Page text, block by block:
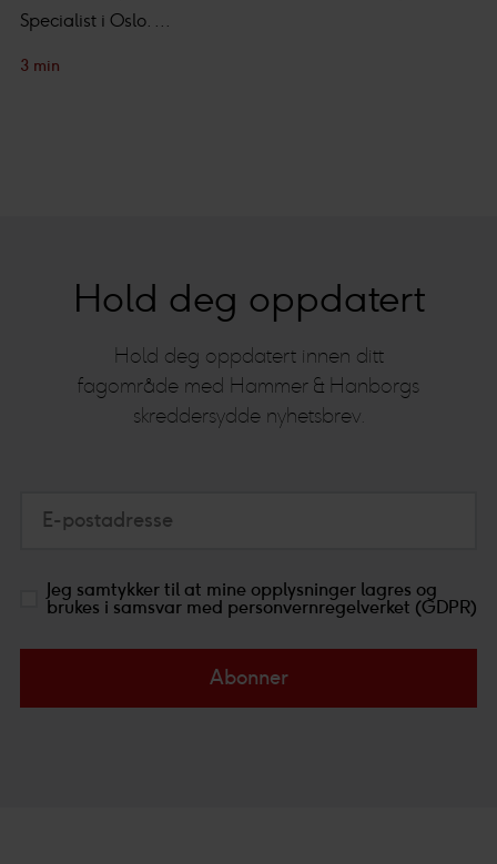
Specialist i Oslo. ...
3 min
Hold deg oppdatert
Hold deg oppdatert innen ditt
fagområde med Hammer & Hanborgs
skreddersydde nyhetsbrev.
E-postadresse
Jeg samtykker til at mine opplysninger lagres og
brukes i samsvar med personvernregelverket (GDPR)
Abonner